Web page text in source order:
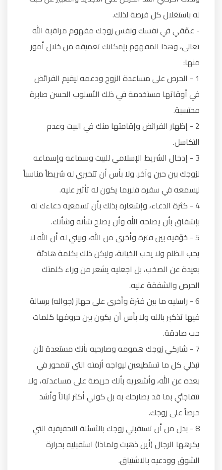
له باستغلال كل فرصة لذلك.
- عمّقي في نفسك ونفس زوجك مفهوم مراقبة الله
تعالى، وهذا المفهوم بإمكانك تعميقه من خلال أمور
منها:
1 - الحرص على مساعدة الزوج ودعمه ليقيم الفرائض
في أوقاتها مستخدمة في ذلك الأسلوب الحسن صابرة
محتسبة.
2 - إظهار الفرائض وإقامتها منك في البيت وعدم
التكاسل.
3 - إدخال الشريط الإسلامي للبيت وسماعه وإسماعه
لزوجك بين حين وآخر. ولا بأس أن تتخيري له شريطاً مناسباً
ليسمعه في سفره فلربما يكون له تأثير عليه.
4 - كثرة الدعاء، وإشعاره بذلك بأن تسمعيه دعاءك له
بإشفاق بأن يصلحه الله وأن يصلح شأنه وشأنك.
5 - خوّفيه بين فترة وأخرى من الله، وبيني له أن الله لا
يحب الظلم ولا يحب الخيانة، وليكن ذلك بكلمة هادئة
بعيدة عن الصخب، بل اجعليه يشعر من وراء كلمتك
الحرص والشفقة عليه.
6 - راسليه ما بين فترة وأخرى على جهاز (جواله) برسالة
فيها تذكير بالله ولا بأس أن يكون بين حروفها كلمات
حب صادقة.
7 - شاركي زوجك همومه وصارحيه بأنك مستعدة لأن
تبذلي كل ما تستطيعين ليواجه أزمته التي تتمحور في
بعده عن الله، وأشعريه بأنك حريصة على مساعدته، ولا
تتفاجئي بما قد يصارحك به بل كوني أكثر ثباتاً وأشد
حرصاً على زوجك.
8 - بدل من أن تستقبلي زوجك بالأسئلة التحقيقية التي
يكرهها الرجال (أين ذهبت ولماذا) استقبليه بحرارة
الشوق وودعيه بالاشتياق.